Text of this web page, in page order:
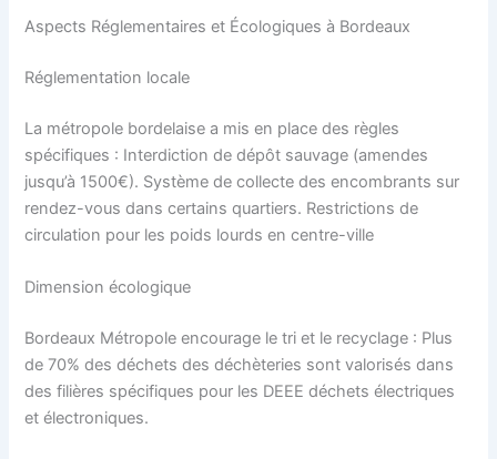
Aspects Réglementaires et Écologiques à Bordeaux
Réglementation locale
La métropole bordelaise a mis en place des règles
spécifiques : Interdiction de dépôt sauvage (amendes
jusqu’à 1500€). Système de collecte des encombrants sur
rendez-vous dans certains quartiers. Restrictions de
circulation pour les poids lourds en centre-ville
Dimension écologique
Bordeaux Métropole encourage le tri et le recyclage : Plus
de 70% des déchets des déchèteries sont valorisés dans
des filières spécifiques pour les DEEE déchets électriques
et électroniques.